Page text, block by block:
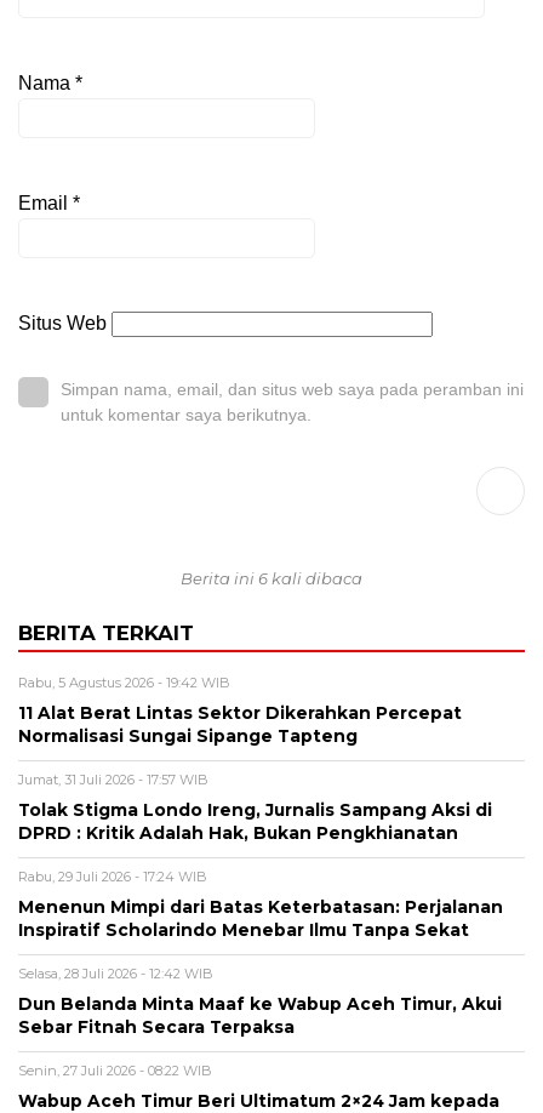
Nama *
Email *
Situs Web
Simpan nama, email, dan situs web saya pada peramban ini
untuk komentar saya berikutnya.
Berita ini 6 kali dibaca
BERITA TERKAIT
Rabu, 5 Agustus 2026 - 19:42 WIB
11 Alat Berat Lintas Sektor Dikerahkan Percepat
Normalisasi Sungai Sipange Tapteng
Jumat, 31 Juli 2026 - 17:57 WIB
Tolak Stigma Londo Ireng, Jurnalis Sampang Aksi di
DPRD : Kritik Adalah Hak, Bukan Pengkhianatan
Rabu, 29 Juli 2026 - 17:24 WIB
Menenun Mimpi dari Batas Keterbatasan: Perjalanan
Inspiratif Scholarindo Menebar Ilmu Tanpa Sekat
Selasa, 28 Juli 2026 - 12:42 WIB
Dun Belanda Minta Maaf ke Wabup Aceh Timur, Akui
Sebar Fitnah Secara Terpaksa
Senin, 27 Juli 2026 - 08:22 WIB
Wabup Aceh Timur Beri Ultimatum 2×24 Jam kepada